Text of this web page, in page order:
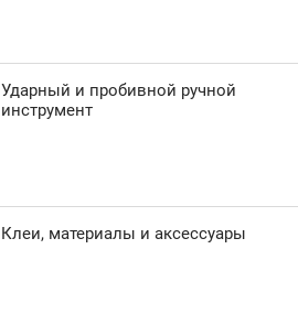
Ударный и пробивной ручной
инструмент
Клеи, материалы и аксессуары